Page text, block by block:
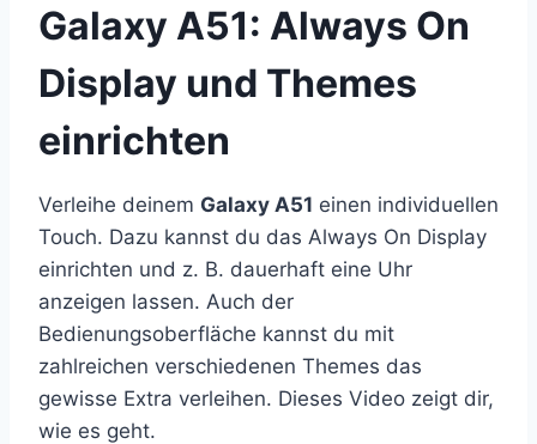
Galaxy A51: Always On
Display und Themes
einrichten
Verleihe deinem Galaxy A51 einen individuellen
Touch. Dazu kannst du das Always On Display
einrichten und z. B. dauerhaft eine Uhr
anzeigen lassen. Auch der
Bedienungsoberfläche kannst du mit
zahlreichen verschiedenen Themes das
gewisse Extra verleihen. Dieses Video zeigt dir,
wie es geht.